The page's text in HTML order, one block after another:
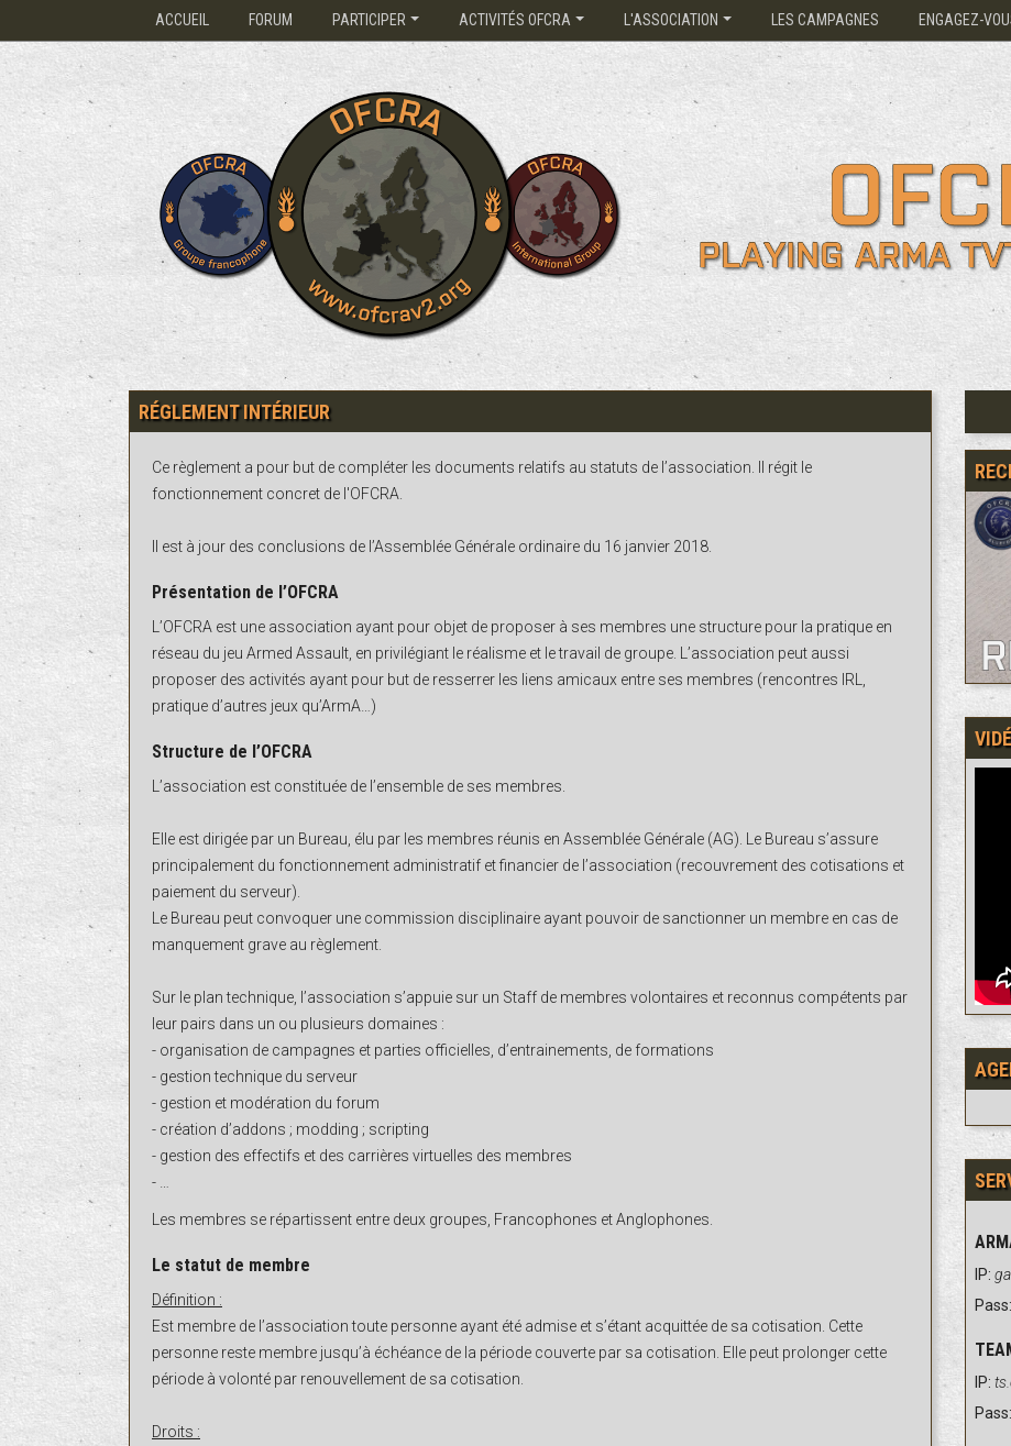
ACCUEIL FORUM PARTICIPER ACTIVITÉS OFCRA L'ASSOCIATION LES CAMPAGNES ENGAGEZ-
RÉGLEMENT INTÉRIEUR
Ce règlement a pour but de compléter les documents relatifs au statuts de l’association. Il régit le
fonctionnement concret de l'OFCRA.
Il est à jour des conclusions de l’Assemblée Générale ordinaire du 16 janvier 2018.
Présentation de l’OFCRA
L’OFCRA est une association ayant pour objet de proposer à ses membres une structure pour la pratique en
réseau du jeu Armed Assault, en privilégiant le réalisme et le travail de groupe. L’association peut aussi
proposer des activités ayant pour but de resserrer les liens amicaux entre ses membres (rencontres IRL,
pratique d’autres jeux qu’ArmA…)
Structure de l’OFCRA
L’association est constituée de l’ensemble de ses membres.
Elle est dirigée par un Bureau, élu par les membres réunis en Assemblée Générale (AG). Le Bureau s’assure
principalement du fonctionnement administratif et financier de l’association (recouvrement des cotisations et
paiement du serveur).
Le Bureau peut convoquer une commission disciplinaire ayant pouvoir de sanctionner un membre en cas de
manquement grave au règlement.
Sur le plan technique, l’association s’appuie sur un Staff de membres volontaires et reconnus compétents par
leur pairs dans un ou plusieurs domaines :
- organisation de campagnes et parties officielles, d’entrainements, de formations
- gestion technique du serveur
- gestion et modération du forum
- création d’addons ; modding ; scripting
- gestion des effectifs et des carrières virtuelles des membres
- …
Les membres se répartissent entre deux groupes, Francophones et Anglophones.
Le statut de membre
Définition :
Est membre de l’association toute personne ayant été admise et s’étant acquittée de sa cotisation. Cette
personne reste membre jusqu’à échéance de la période couverte par sa cotisation. Elle peut prolonger cette
période à volonté par renouvellement de sa cotisation.
Droits :
IP:
Pass:
IP:
Pass: